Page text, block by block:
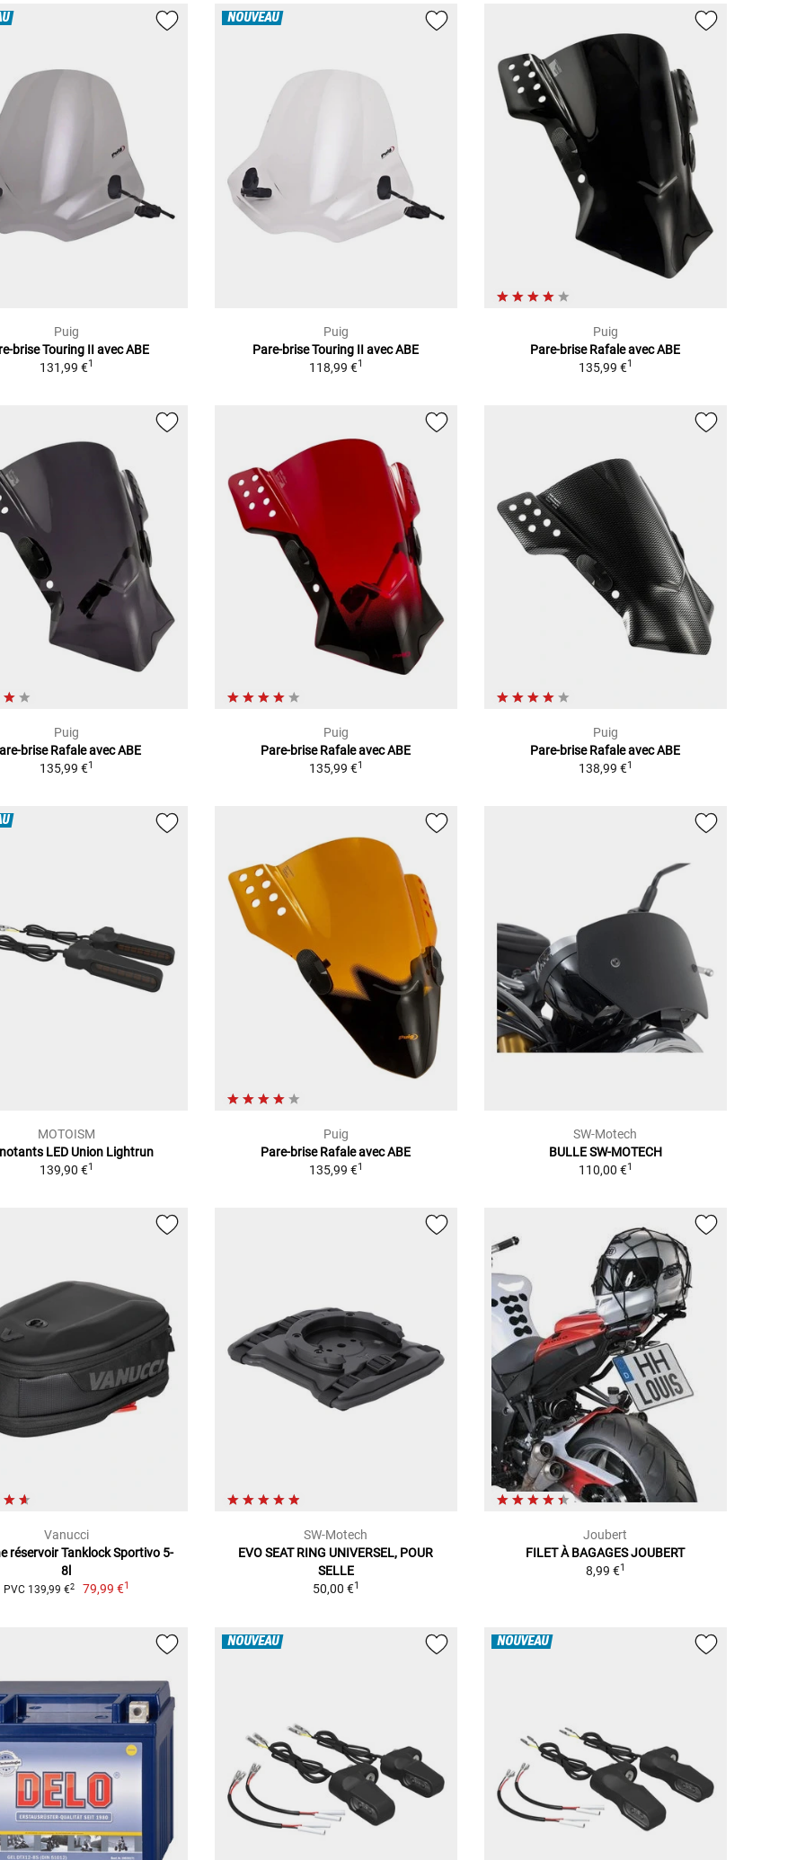
Puig
brise Touring II avec ABE
131,99 €1
NOUVEAU
Puig
Pare-brise Touring II avec ABE
118,99 €1
Puig
Pare-brise Rafale avec ABE
135,99 €1
Puig
brise Rafale avec ABE
135,99 €1
Puig
Pare-brise Rafale avec ABE
135,99 €1
Puig
Pare-brise Rafale avec ABE
138,99 €1
MOTOISM
LED Union Lightrun
139,90 €1
Puig
Pare-brise Rafale avec ABE
135,99 €1
SW-Motech
BULLE SW-MOTECH
110,00 €1
Vanucci
réservoir Tanklock Sportivo 5-
8l
PVC 139,99 €2 79,99 €1
SW-Motech
EVO SEAT RING UNIVERSEL, POUR
SELLE
50,00 €1
Joubert
FILET À BAGAGES JOUBERT
8,99 €1
NOUVEAU NOUVEAU